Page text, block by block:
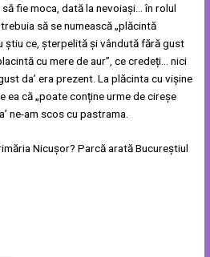
fie moca, dată la nevoiași… în rolul
să se numească „plăcintă
știu ce, șterpelită și vândută fără gust
cu mere de aur”, ce credeți… nici
da’ era prezent. La plăcinta cu vișine
ea că „poate conține urme de cireșe
ne-am scos cu pastrama.
Nicușor? Parcă arată Bucureștiul